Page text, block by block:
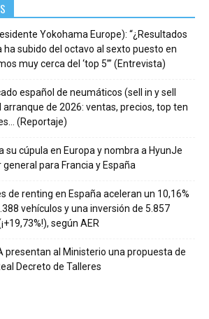
Yokohama Europe): “¿Resultados
ha subido del octavo al sexto puesto en
muy cerca del ‘top 5’” (Entrevista)
español de neumáticos (sell in y sell
de 2026: ventas, precios, top ten
(Reportaje)
su cúpula en Europa y nombra a HyunJe
para Francia y España
de renting en España aceleran un 10,16%
vehículos y una inversión de 5.857
según AER
presentan al Ministerio una propuesta de
Decreto de Talleres